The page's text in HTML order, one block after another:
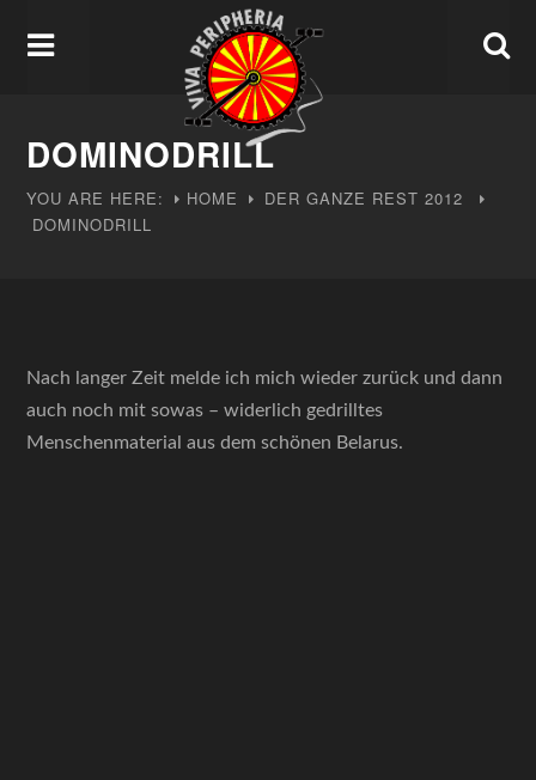
DOMINODRILL
YOU ARE HERE: HOME DER GANZE REST 2012
DOMINODRILL
Nach langer Zeit melde ich mich wieder zurück und dann
auch noch mit sowas – widerlich gedrilltes
Menschenmaterial aus dem schönen Belarus.